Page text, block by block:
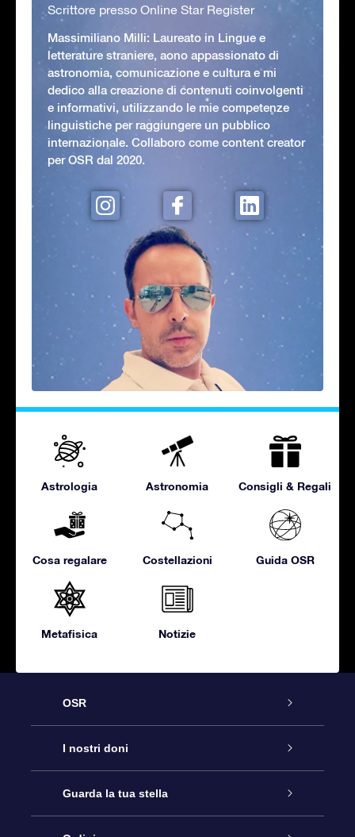
Scrittore presso Online Star Register
Massimiliano Milli: Laureato in Lingue e
letterature straniere, aono appassionato di
astronomia, comunicazione e cultura e mi
dedico alla creazione di contenuti coinvolgenti
e informativi, utilizzando le mie competenze
linguistiche per raggiungere un pubblico
internazionale. Collaboro come content creator
per OSR dal 2020.
Astrologia Astronomia Consigli & Regali
Cosa regalare Costellazioni Guida OSR
Metafisica Notizie
OSR
Assistenza
Contattaci
I nostri doni
Online Star Gift
Guarda la tua stella